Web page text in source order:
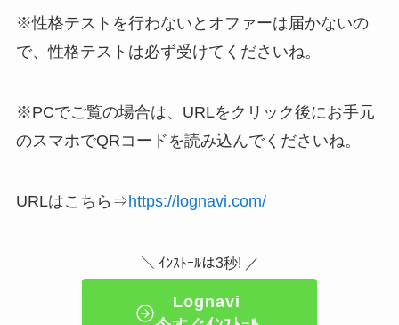
※性格テストを行わないとオファーは届かないの
で、性格テストは必ず受けてくださいね。
※PCでご覧の場合は、URLをクリック後にお手元
のスマホでQRコードを読み込んでくださいね。
URLはこちら⇒https://lognavi.com/
＼ ｲﾝｽﾄｰﾙは3秒! ／
Lognavi